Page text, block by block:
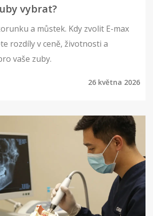
vybrat?
a můstek. Kdy zvolit E-max
rozdíly v ceně, životnosti a
vaše zuby.
26 května 2026